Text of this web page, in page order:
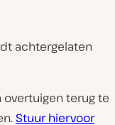
achtergelaten
terug te
Stuur hiervoor